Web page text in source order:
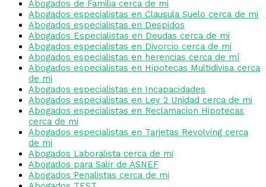
Abogados de Familia cerca de mi
Abogados especialistas en Clausula Suelo cerca de mi
Abogados especialistas en Despidos
Abogados Especialistas en Deudas cerca de mi
Abogados especialistas en Divorcio cerca de mi
Abogados especialistas en herencias cerca de mí
Abogados especialistas en Hipotecas Multidivisa cerca
de mi
Abogados especialistas en Incapacidades
Abogados especialistas en Ley 2 Unidad cerca de mi
Abogados especialistas en Reclamacion Hipotecas
cerca de mi
Abogados especialistas en Tarjetas Revolving cerca
de mi
Abogados Laboralista cerca de mi
Abogados para Salir de ASNEF
Abogados Penalistas cerca de mi